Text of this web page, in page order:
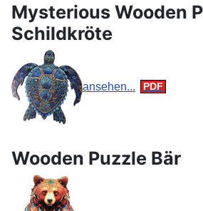
Mysterious Wooden
Schildkröte
ansehen...
Wooden Puzzle Bär